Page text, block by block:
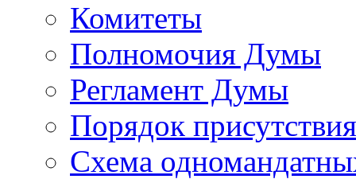
Комитеты
Полномочия Думы
Регламент Думы
Порядок
Схема